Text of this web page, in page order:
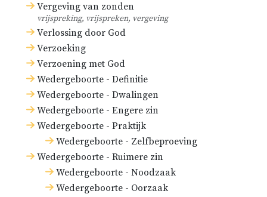
Vergeving van zonden
vrijspreking, vrijspreken, vergeving
Verlossing door God
Verzoeking
Verzoening met God
Wedergeboorte - Definitie
Wedergeboorte - Dwalingen
Wedergeboorte - Engere zin
Wedergeboorte - Praktijk
Wedergeboorte - Zelfbeproeving
Wedergeboorte - Ruimere zin
Wedergeboorte - Noodzaak
Wedergeboorte - Oorzaak